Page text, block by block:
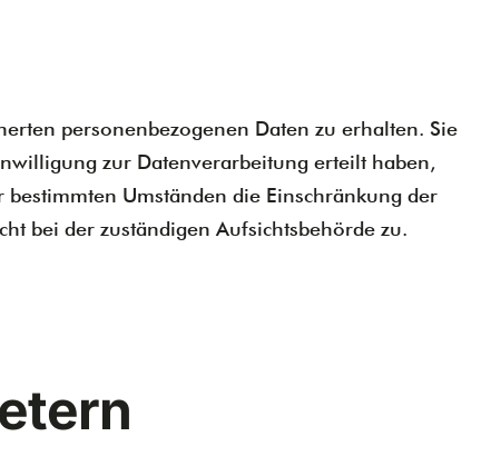
personenbezogenen Daten zu erhalten. Sie
zur Datenverarbeitung erteilt haben,
Umständen die Einschränkung der
bei der zuständigen Aufsichtsbehörde zu.